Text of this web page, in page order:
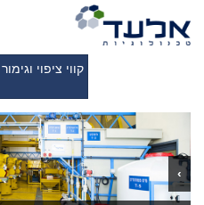
קווי ציפוי וגימור
›